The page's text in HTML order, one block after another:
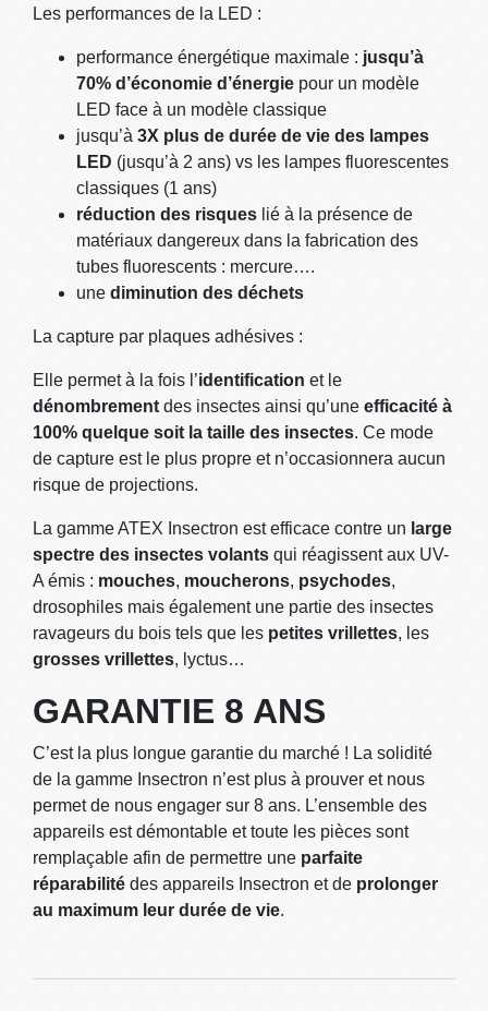
Les performances de la LED :
performance énergétique maximale : jusqu’à
70% d’économie d’énergie pour un modèle
LED face à un modèle classique
jusqu’à 3X plus de durée de vie des lampes
LED (jusqu’à 2 ans) vs les lampes fluorescentes
classiques (1 ans)
réduction des risques lié à la présence de
matériaux dangereux dans la fabrication des
tubes fluorescents : mercure….
une diminution des déchets
La capture par plaques adhésives :
Elle permet à la fois l’identification et le
dénombrement des insectes ainsi qu’une efficacité à
100% quelque soit la taille des insectes. Ce mode
de capture est le plus propre et n’occasionnera aucun
risque de projections.
La gamme ATEX Insectron est efficace contre un large
spectre des insectes volants qui réagissent aux UV-
A émis : mouches, moucherons, psychodes,
drosophiles mais également une partie des insectes
ravageurs du bois tels que les petites vrillettes, les
grosses vrillettes, lyctus…
GARANTIE 8 ANS
C’est la plus longue garantie du marché ! La solidité
de la gamme Insectron n’est plus à prouver et nous
permet de nous engager sur 8 ans. L’ensemble des
appareils est démontable et toute les pièces sont
remplaçable afin de permettre une parfaite
réparabilité des appareils Insectron et de prolonger
au maximum leur durée de vie.